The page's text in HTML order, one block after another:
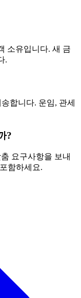
소유입니다. 새 금
.
합니다. 운임, 관세
?
요구사항을 보내
함하세요.